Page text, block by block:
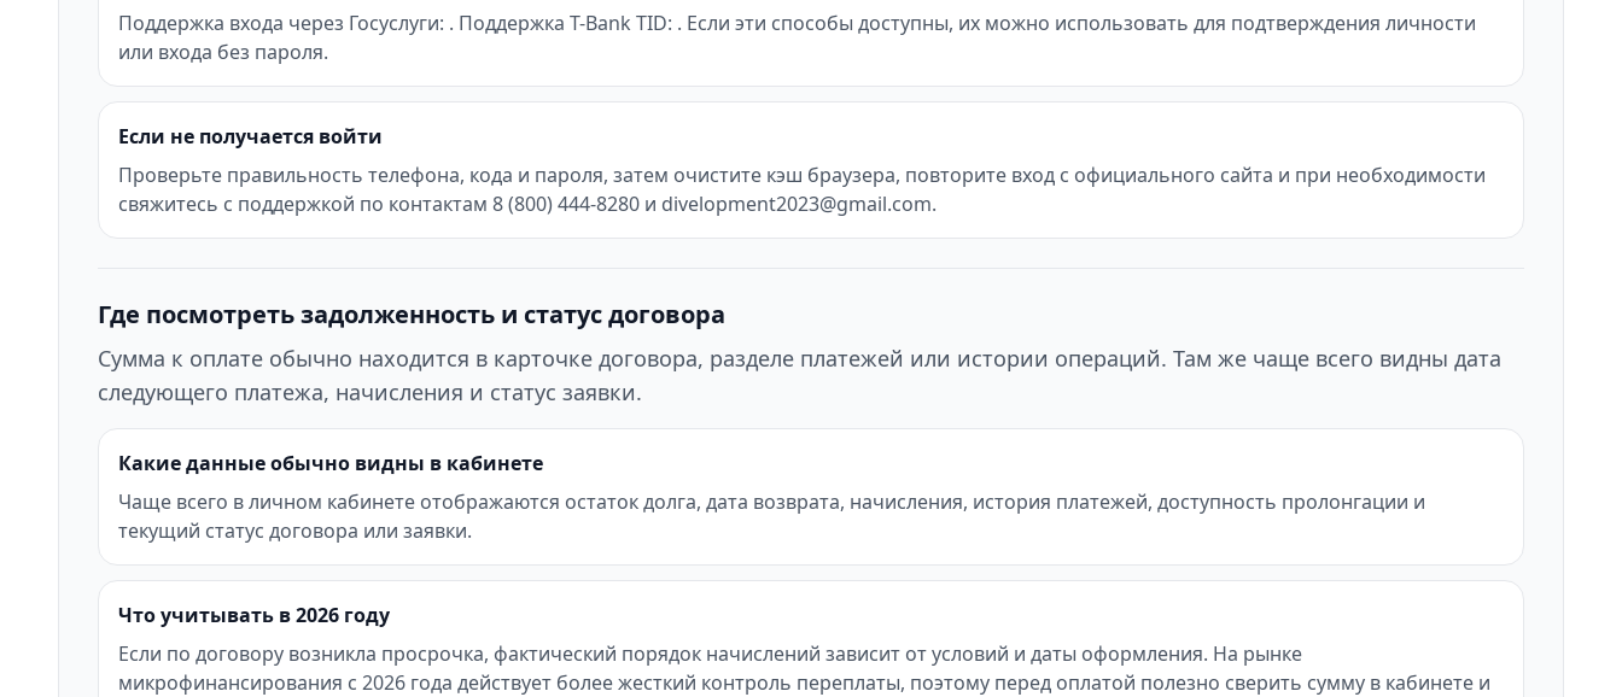
Поддержка входа через Госуслуги: . Поддержка T-Bank TID: . Если эти способы доступны, их можно использовать для подтверждения личности
или входа без пароля.
Если не получается войти
Проверьте правильность телефона, кода и пароля, затем очистите кэш браузера, повторите вход с официального сайта и при необходимости
свяжитесь с поддержкой по контактам 8 (800) 444-8280 и divelopment2023@gmail.com.
Где посмотреть задолженность и статус договора
Сумма к оплате обычно находится в карточке договора, разделе платежей или истории операций. Там же чаще всего видны дата
следующего платежа, начисления и статус заявки.
Какие данные обычно видны в кабинете
Чаще всего в личном кабинете отображаются остаток долга, дата возврата, начисления, история платежей, доступность пролонгации и
текущий статус договора или заявки.
Что учитывать в 2026 году
Если по договору возникла просрочка, фактический порядок начислений зависит от условий и даты оформления. На рынке
микрофинансирования с 2026 года действует более жесткий контроль переплаты, поэтому перед оплатой полезно сверить сумму в кабинете и